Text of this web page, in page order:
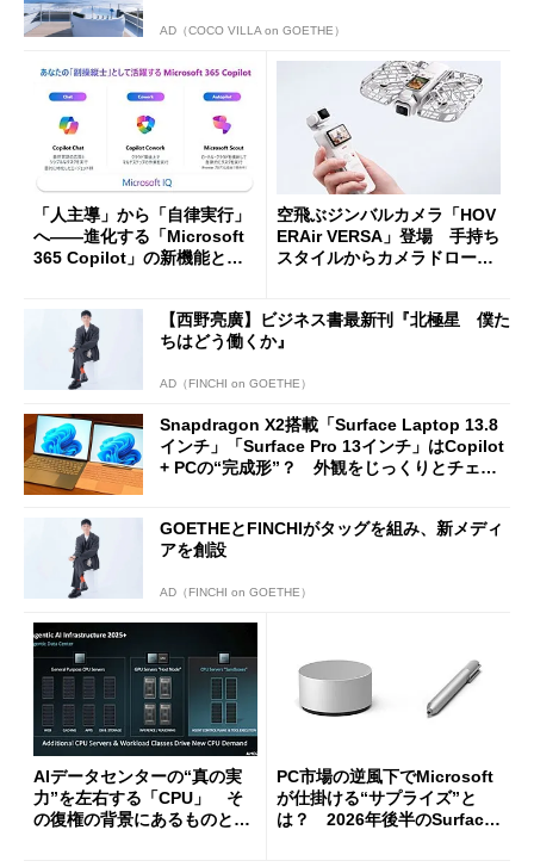
AD（COCO VILLA on GOETHE）
「人主導」から「自律実行」
へ――進化する「Microsoft
365 Copilot」の新機能とエ
空飛ぶジンバルカメラ「HOV
ERAir VERSA」登場 手持ち
スタイルからカメラドローン
【西野亮廣】ビジネス書最新刊『北極星 僕た
ちはどう働くか』
AD（FINCHI on GOETHE）
Snapdragon X2搭載「Surface Laptop 13.8
インチ」「Surface Pro 13インチ」はCopilot
+ PCの“完成形”？ 外観をじっくりとチェッ
GOETHEとFINCHIがタッグを組み、新メディ
アを創設
AD（FINCHI on GOETHE）
AIデータセンターの“真の実
力”を左右する「CPU」 そ
の復権の背景にあるものと
PC市場の逆風下でMicrosoft
が仕掛ける“サプライズ”と
は？ 2026年後半のSurface